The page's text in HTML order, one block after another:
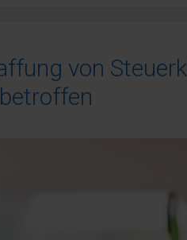
von